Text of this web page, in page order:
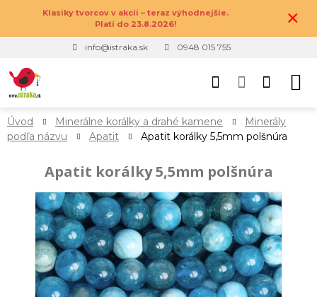
Klasiky tvorcov v akcii – teraz výhodnejšie.
Platí do 23.8.2026!
×
info@istraka.sk 0948 015 755
Úvod Minerálne korálky a drahé kamene
Minerály
podľa názvu
Apatit Apatit korálky 5,5mm polšnúra
Apatit korálky 5,5mm polšnúra